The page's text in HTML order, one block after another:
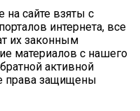
сайте взяты с
интернета, все
их законным
материалов с нашего
активной
права защищены